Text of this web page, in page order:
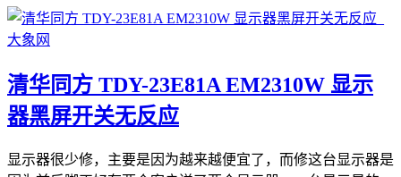
清华同方 TDY-23E81A EM2310W 显示
器黑屏开关无反应
显示器很少修，主要是因为越来越便宜了，而修这台显示器是